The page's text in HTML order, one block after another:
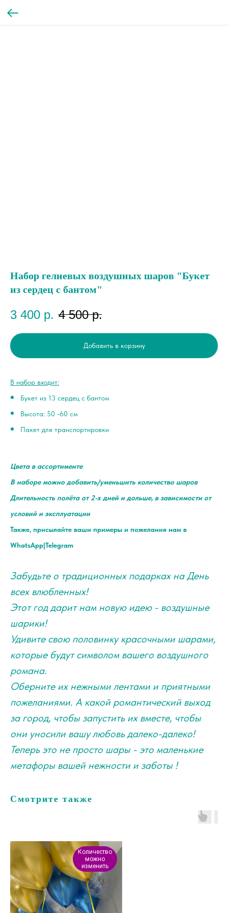
Набор гелиевых воздушных шаров "Букет
из сердец с бантом"
3 400 р. 4 500 р.
Добавить в корзину
В набор входит:
Букет из 13 сердец с бантом
Высота: 50 -60 см
Пакет для транспортировки
Цвета в ассортименте
В наборе можно добавить/уменьшить количество шаров
Длительность полёта от 2-х дней и дольше, в зависимости от
условий и эксплуатации
Также, присылайте ваши примеры и пожелания нам в
WhatsApp|Telegram
Забудьте о традиционных подарках на День
всех влюбленных!
Этот год дарит нам новую идею - воздушные
шарики!
Удивите свою половинку красочными шарами,
которые будут символом вашего воздушного
романа.
Оберните их нежными лентами и приятными
пожеланиями. А какой романтический выход
за город, чтобы запустить их вместе, чтобы
они уносили вашу любовь далеко-далеко!
Теперь это не просто шары - это маленькие
метафоры вашей нежности и заботы !
Смотрите также
Количество
можно
изменить